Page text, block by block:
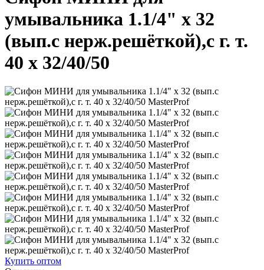
умывальника 1.1/4" х 32
(вып.с нерж.решёткой),с г. т.
40 х 32/40/50
Купить оптом